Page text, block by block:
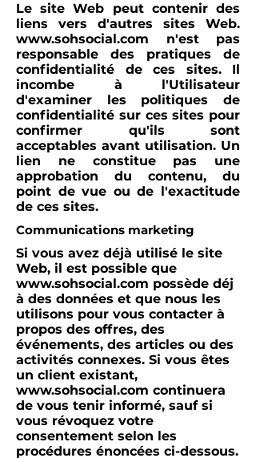
Le site Web peut contenir des
liens vers d'autres sites Web.
www.sohsocial.com n'est pas
responsable des pratiques de
confidentialité de ces sites. Il
incombe à l'Utilisateur
d'examiner les politiques de
confidentialité sur ces sites pour
confirmer qu'ils sont
acceptables avant utilisation. Un
lien ne constitue pas une
approbation du contenu, du
point de vue ou de l'exactitude
de ces sites.
Communications marketing
Si vous avez déjà utilisé le site
Web, il est possible que
www.sohsocial.com possède déj
à des données et que nous les
utilisons pour vous contacter à
propos des offres, des
événements, des articles ou des
activités connexes. Si vous êtes
un client existant,
www.sohsocial.com continuera
de vous tenir informé, sauf si
vous révoquez votre
consentement selon les
procédures énoncées ci-dessous.